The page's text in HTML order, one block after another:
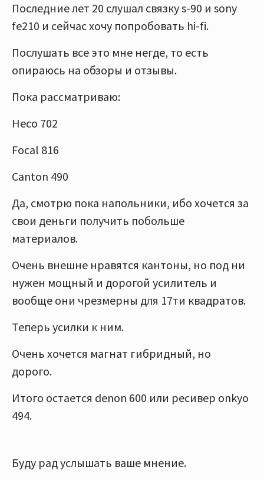
Последние лет 20 слушал связку s-90 и sony
fe210 и сейчас хочу попробовать hi-fi.
Послушать все это мне негде, то есть
опираюсь на обзоры и отзывы.
Пока рассматриваю:
Heco 702
Focal 816
Canton 490
Да, смотрю пока напольники, ибо хочется за
свои деньги получить побольше
материалов.
Очень внешне нравятся кантоны, но под ни
нужен мощный и дорогой усилитель и
вообще они чрезмерны для 17ти квадратов.
Теперь усилки к ним.
Очень хочется магнат гибридный, но
дорого.
Итого остается denon 600 или ресивер onkyo
494.
Буду рад услышать ваше мнение.